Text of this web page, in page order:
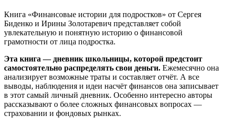
Книга «Финансовые истории для подростков» от Сергея
Биденко и Ирины Золотаревич представляет собой
увлекательную и понятную историю о финансовой
грамотности от лица подростка.
Эта книга — дневник школьницы, которой предстоит
самостоятельно распределять свои деньги. Ежемесячно она
анализирует возможные траты и составляет отчёт. А все
выводы, наблюдения и идеи насчёт финансов она записывает
в этот самый личный дневник. Особенно интересно авторы
рассказывают о более сложных финансовых вопросах —
страховании и фондовых рынках.